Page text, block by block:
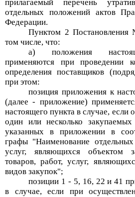
прилагаемый перечень
отдельных положений актов
Федерации.
Пунктом 2 Постановления
том числе, что:
а) положения
применяются при проведении
определения поставщиков
при этом:
позиция приложения к
(далее - приложение)
настоящего пункта в случае, если
один или несколько закупаемых
указанных в приложении в
графы "Наименование
услуг, являющихся объектом
товаров, работ, услуг,
видов закупок";
позиции 1 - 5, 16, 22 и 41
в случае, если при